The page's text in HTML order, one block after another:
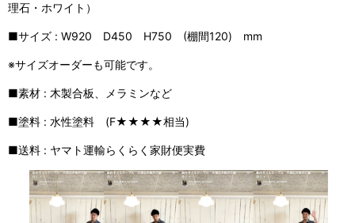
理石・ホワイト）
■サイズ : W920 D450 H750 (棚間120) mm
※サイズオーダーも可能です。
■素材 : 木製合板、メラミンなど
■塗料 : 水性塗料 (F★★★★相当)
■送料 : ヤマト運輸らくらく家財便実費